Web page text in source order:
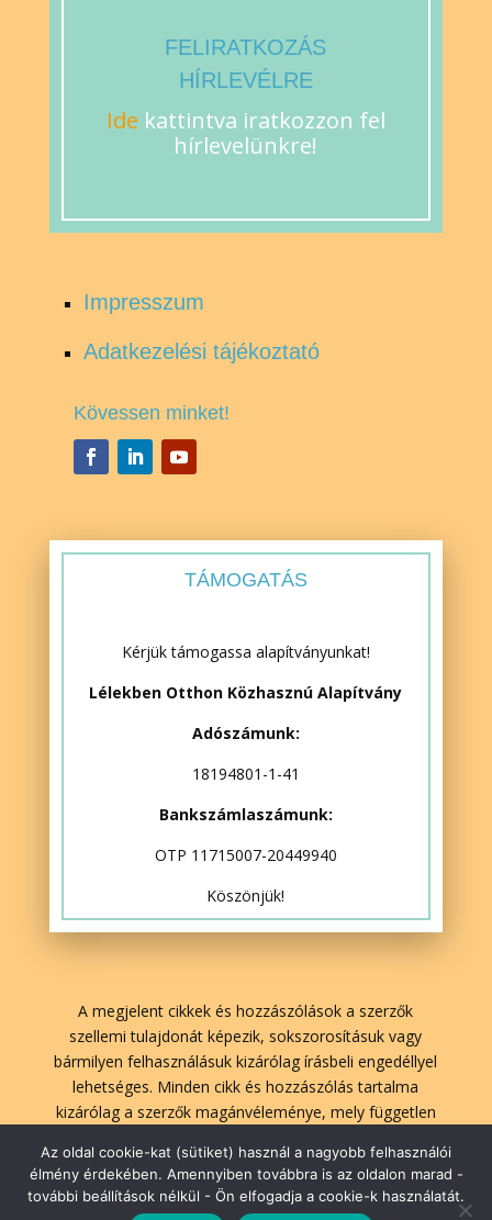
FELIRATKOZÁS
HÍRLEVÉLRE
Ide kattintva iratkozzon fel
hírlevelünkre!
Impresszum
Adatkezelési tájékoztató
Kövessen minket!
TÁMOGATÁS
Kérjük támogassa alapítványunkat!
Lélekben Otthon Közhasznú Alapítvány
Adószámunk:
18194801-1-41
Bankszámlaszámunk:
OTP 11715007-20449940
Köszönjük!
A megjelent cikkek és hozzászólások a szerzők
szellemi tulajdonát képezik, sokszorosításuk vagy
bármilyen felhasználásuk kizárólag írásbeli engedéllyel
lehetséges. Minden cikk és hozzászólás tartalma
kizárólag a szerzők magánvéleménye, mely független
lelekbenotthon.hu | 2026| Minden jog fenntartva!
Az oldal cookie-kat (sütiket) használ a nagyobb felhasználói
élmény érdekében. Amennyiben továbbra is az oldalon marad -
további beállítások nélkül - Ön elfogadja a cookie-k használatát.